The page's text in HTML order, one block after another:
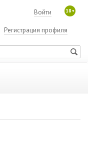
18+
Войти
Регистрация профиля